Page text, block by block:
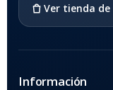
Ver tienda
Información